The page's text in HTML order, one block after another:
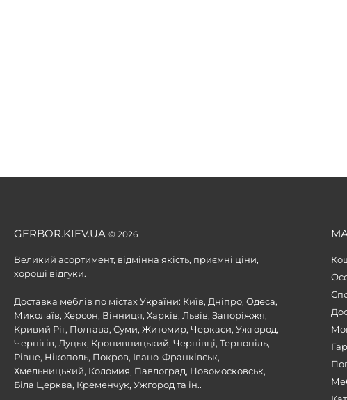
GERBOR.KIEV.UA © 2026
Великий асортимент, відмінна якість, приємні ціни,
хороші відгуки.
Доставка меблів по містах України: Київ, Дніпро, Одеса,
Миколаїв, Херсон, Вінниця, Харків, Львів, Запоріжжя,
Кривий Ріг, Полтава, Суми, Житомир, Черкаси, Ужгород,
Чернігів, Луцьк, Кропивницький, Чернівці, Тернопіль,
Рівне, Нікополь, Покров, Івано-Франківськ,
Хмельницький, Коломия, Павлоград, Новомосковськ,
Біла Церква, Кременчук, Ужгород та ін..